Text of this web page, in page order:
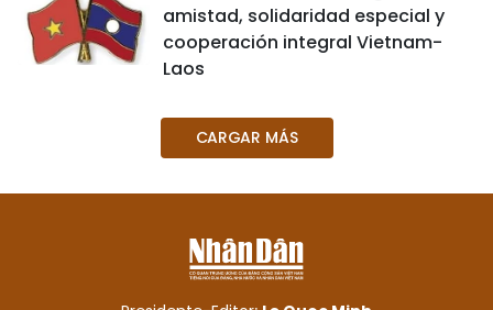
amistad, solidaridad especial y
cooperación integral Vietnam-
Laos
CARGAR MÁS